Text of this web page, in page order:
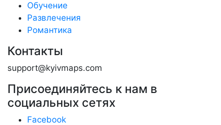
Обучение
Развлечения
Романтика
Контакты
support@kyivmaps.com
Присоединяйтесь к нам в
социальных сетях
Facebook